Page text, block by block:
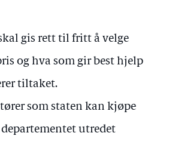
gis rett til fritt å velge
og hva som gir best hjelp
tiltaket.
som staten kan kjøpe
utredet